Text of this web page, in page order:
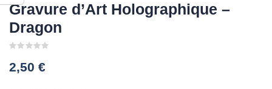
Gravure d’Art Holographique –
Dragon
out
of
2,50 €